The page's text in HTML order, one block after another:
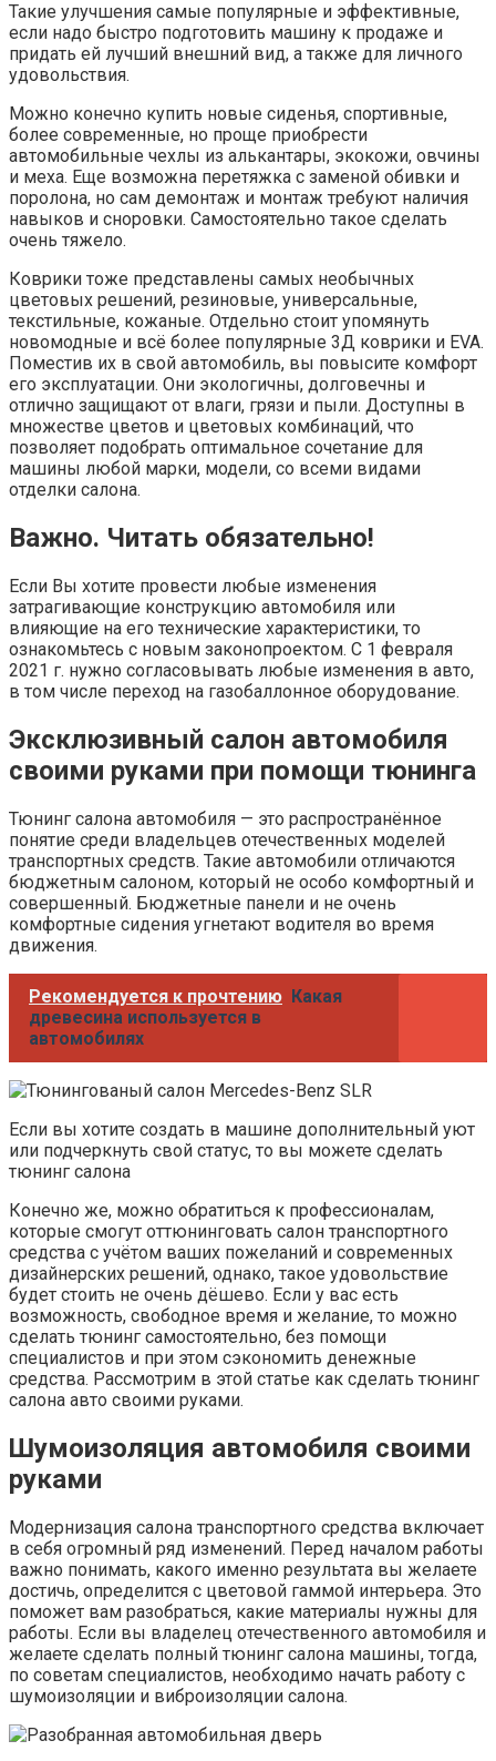
Такие улучшения самые популярные и эффективные,
если надо быстро подготовить машину к продаже и
придать ей лучший внешний вид, а также для личного
удовольствия.
Можно конечно купить новые сиденья, спортивные,
более современные, но проще приобрести
автомобильные чехлы из алькантары, экокожи, овчины
и меха. Еще возможна перетяжка с заменой обивки и
поролона, но сам демонтаж и монтаж требуют наличия
навыков и сноровки. Самостоятельно такое сделать
очень тяжело.
Коврики тоже представлены самых необычных
цветовых решений, резиновые, универсальные,
текстильные, кожаные. Отдельно стоит упомянуть
новомодные и всё более популярные 3Д коврики и EVA.
Поместив их в свой автомобиль, вы повысите комфорт
его эксплуатации. Они экологичны, долговечны и
отлично защищают от влаги, грязи и пыли. Доступны в
множестве цветов и цветовых комбинаций, что
позволяет подобрать оптимальное сочетание для
машины любой марки, модели, со всеми видами
отделки салона.
Важно. Читать обязательно!
Если Вы хотите провести любые изменения
затрагивающие конструкцию автомобиля или
влияющие на его технические характеристики, то
ознакомьтесь с новым законопроектом. С 1 февраля
2021 г. нужно согласовывать любые изменения в авто,
в том числе переход на газобаллонное оборудование.
Эксклюзивный салон автомобиля
своими руками при помощи тюнинга
Тюнинг салона автомобиля — это распространённое
понятие среди владельцев отечественных моделей
транспортных средств. Такие автомобили отличаются
бюджетным салоном, который не особо комфортный и
совершенный. Бюджетные панели и не очень
комфортные сидения угнетают водителя во время
движения.
Рекомендуется к прочтению Какая
древесина используется в
автомобилях
Если вы хотите создать в машине дополнительный уют
или подчеркнуть свой статус, то вы можете сделать
тюнинг салона
Конечно же, можно обратиться к профессионалам,
которые смогут оттюнинговать салон транспортного
средства с учётом ваших пожеланий и современных
дизайнерских решений, однако, такое удовольствие
будет стоить не очень дёшево. Если у вас есть
возможность, свободное время и желание, то можно
сделать тюнинг самостоятельно, без помощи
специалистов и при этом сэкономить денежные
средства. Рассмотрим в этой статье как сделать тюнинг
салона авто своими руками.
Шумоизоляция автомобиля своими
руками
Модернизация салона транспортного средства включает
в себя огромный ряд изменений. Перед началом работы
важно понимать, какого именно результата вы желаете
достичь, определится с цветовой гаммой интерьера. Это
поможет вам разобраться, какие материалы нужны для
работы. Если вы владелец отечественного автомобиля и
желаете сделать полный тюнинг салона машины, тогда,
по советам специалистов, необходимо начать работу с
шумоизоляции и виброизоляции салона.